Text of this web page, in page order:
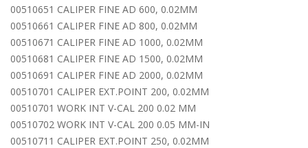
00510651 CALIPER FINE AD 600, 0.02MM
00510661 CALIPER FINE AD 800, 0.02MM
00510671 CALIPER FINE AD 1000, 0.02MM
00510681 CALIPER FINE AD 1500, 0.02MM
00510691 CALIPER FINE AD 2000, 0.02MM
00510701 CALIPER EXT.POINT 200, 0.02MM
00510701 WORK INT V-CAL 200 0.02 MM
00510702 WORK INT V-CAL 200 0.05 MM-IN
00510711 CALIPER EXT.POINT 250, 0.02MM